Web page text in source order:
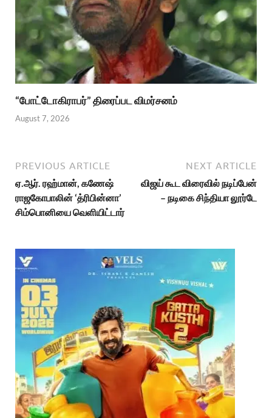
“போட்டோகிராபர்” திரைப்பட விமர்சனம்
August 7, 2026
PREVIOUS ARTICLE
ஏ.ஆர். ரஹ்மான், கணேஷ்
ராஜகோபாலின் ‘த்ரிபின்னா’
சிம்பொனியை வெளியிட்டார்
NEXT ARTICLE
விஜய் கூட விரைவில் நடிப்பேன்
– நடிகை சிந்தியா லூர்டே